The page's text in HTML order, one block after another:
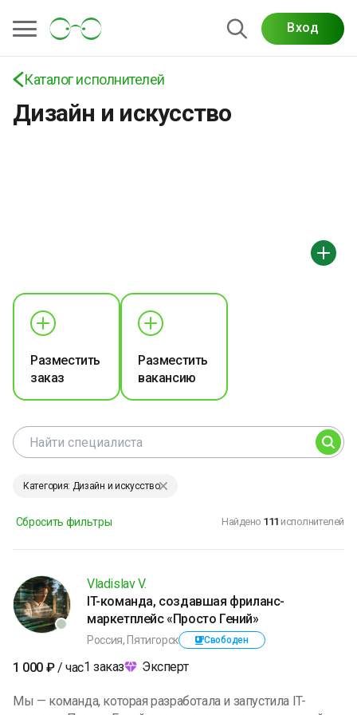
Вход
Каталог исполнителей
Дизайн и искусство
Разместить
заказ
Разместить
вакансию
Категория: Дизайн и искусство
Сбросить фильтры Найдено 111 исполнителей
Vladislav V.
IT-команда, создавшая фриланс-
маркетплейс «Просто Гений»
Россия, Пятигорск Свободен
1 000 ₽ / час1 заказ Эксперт
Мы — команда, которая разработала и запустила IT-